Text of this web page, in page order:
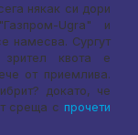
някак си дори
Ugra" и
намесва. Сургут
квота е
от приемлива.
докато, че
среща с прочети